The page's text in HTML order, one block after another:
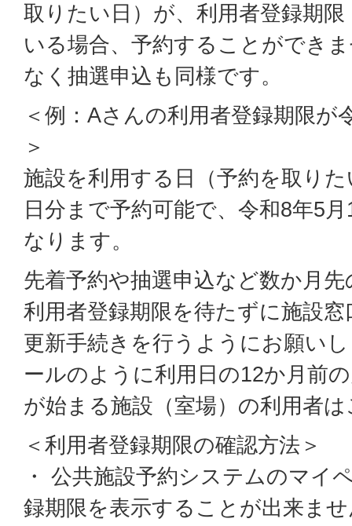
取りたい日）が、利用者登録期
いる場合、予約することができ
なく抽選申込も同様です。
＜例：Aさんの利用者登録期限が
＞
施設を利用する日（予約を取り
日分まで予約可能で、令和8年5
なります。
先着予約や抽選申込など数か月
利用者登録期限を待たずに施設
更新手続きを行うようにお願い
ールのように利用日の12か月前
が始まる施設（室場）の利用者
＜利用者登録期限の確認方法＞
・ 公共施設予約システムのマイ
録期限を表示することが出来ま